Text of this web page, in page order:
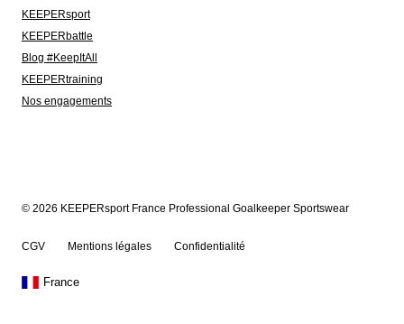
KEEPERsport
KEEPERbattle
Blog #KeepItAll
KEEPERtraining
Nos engagements
© 2026 KEEPERsport France Professional Goalkeeper Sportswear
CGV Mentions légales Confidentialité
France